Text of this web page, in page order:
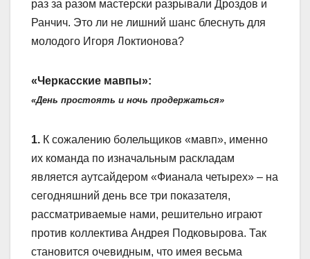
раз за разом мастерски разрывали Дроздов и
Ранчич. Это ли не лишний шанс блеснуть для
молодого Игоря Локтионова?
«Черкасские мавпы»:
«День простоять и ночь продержаться»
1. К сожалению болельщиков «мавп», именно
их команда по изначальным раскладам
является аутсайдером «Фианала четырех» – на
сегодняшний день все три показателя,
рассматриваемые нами, решительно играют
против коллектива Андрея Подковырова. Так
становится очевидным, что имея весьма